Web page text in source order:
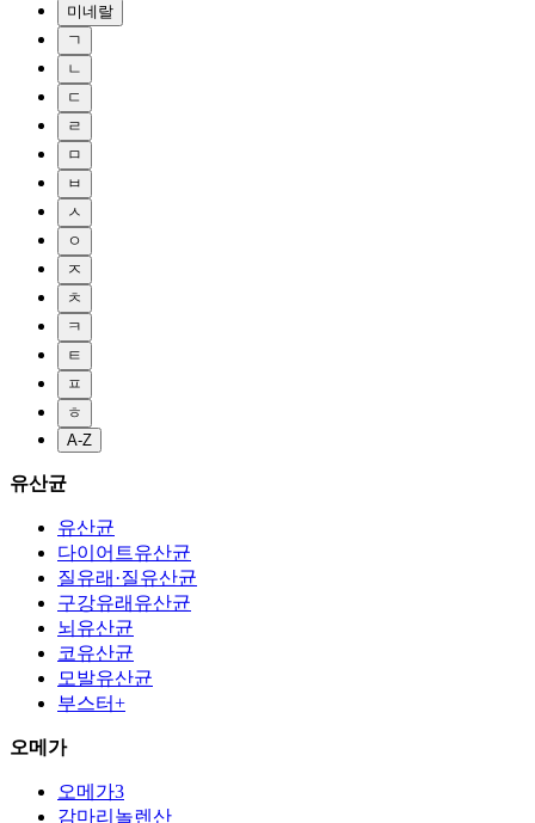
미네랄
ㄱ
ㄴ
ㄷ
ㄹ
ㅁ
ㅂ
ㅅ
ㅇ
ㅈ
ㅊ
ㅋ
ㅌ
ㅍ
ㅎ
A-Z
유산균
유산균
다이어트유산균
질유래·질유산균
구강유래유산균
뇌유산균
코유산균
모발유산균
부스터+
오메가
오메가3
감마리놀렌산